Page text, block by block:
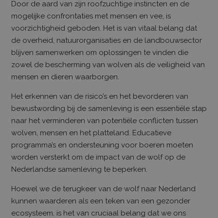
Door de aard van zijn roofzuchtige instincten en de
mogelijke confrontaties met mensen en vee, is
voorzichtigheid geboden. Het is van vitaal belang dat
de overheid, natuurorganisaties en de landbouwsector
blijven samenwerken om oplossingen te vinden die
zowel de bescherming van wolven als de veiligheid van
mensen en dieren waarborgen.
Het erkennen van de risico’s en het bevorderen van
bewustwording bij de samenleving is een essentiële stap
naar het verminderen van potentiële conflicten tussen
wolven, mensen en het platteland. Educatieve
programma’s en ondersteuning voor boeren moeten
worden versterkt om de impact van de wolf op de
Nederlandse samenleving te beperken.
Hoewel we de terugkeer van de wolf naar Nederland
kunnen waarderen als een teken van een gezonder
ecosysteem, is het van cruciaal belang dat we ons
Naam
Aanbieder /
Domein
Vervaldatum Omschrijving
_ga_FS0YH5GBEZ .boerenburen.nl 2 jaar
Deze cookie
gebruikt door
Google
_gid
Google LLC
1 dag
Deze cookie
Google
Het slaat een
waarde op voor
wordt gebruikt
tellen en bij te
gebruikt door
Google
de sessiestatus
behouden.
Naam
Aanbieder /
Domein
Vervaldatum
Platform Inc.
3 maanden
_gat_gtag_UA_134480540_35 .boerenburen.nl 54 seconden